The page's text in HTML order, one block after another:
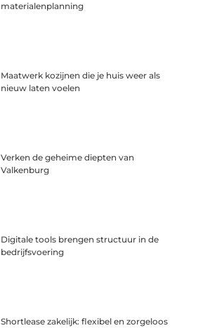
materialenplanning
Maatwerk kozijnen die je huis weer als
nieuw laten voelen
Verken de geheime diepten van
Valkenburg
Digitale tools brengen structuur in de
bedrijfsvoering
Shortlease zakelijk: flexibel en zorgeloos